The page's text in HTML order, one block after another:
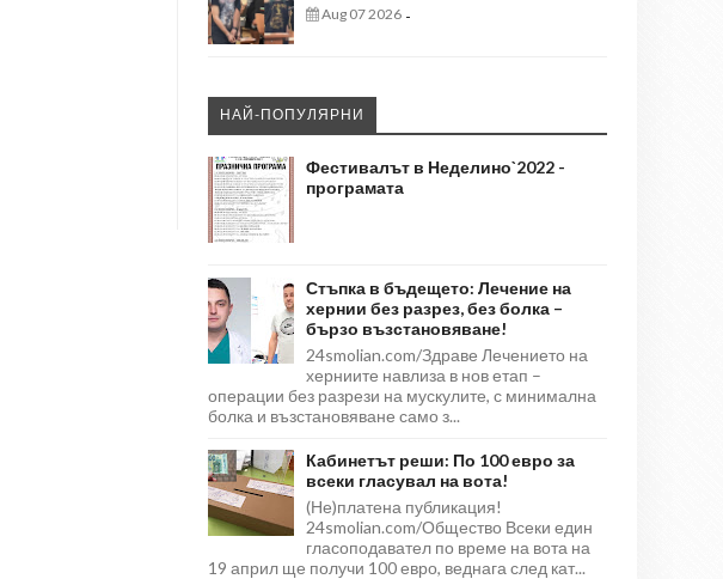
Aug 07 2026 -
НАЙ-ПОПУЛЯРНИ
Фестивалът в Неделино`2022 -
програмата
Стъпка в бъдещето: Лечение на
хернии без разрез, без болка –
бързо възстановяване!
24smolian.com/Здраве Лечението на
херниите навлиза в нов етап –
операции без разрези на мускулите, с минимална
болка и възстановяване само з...
Кабинетът реши: По 100 евро за
всеки гласувал на вота!
(Не)платена публикация!
24smolian.com/Общество Всеки един
гласоподавател по време на вота на
19 април ще получи 100 евро, веднага след кат...